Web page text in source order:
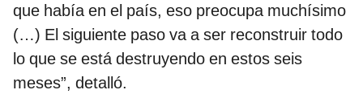
que había en el país, eso preocupa muchísimo
(…) El siguiente paso va a ser reconstruir todo
lo que se está destruyendo en estos seis
meses”, detalló.